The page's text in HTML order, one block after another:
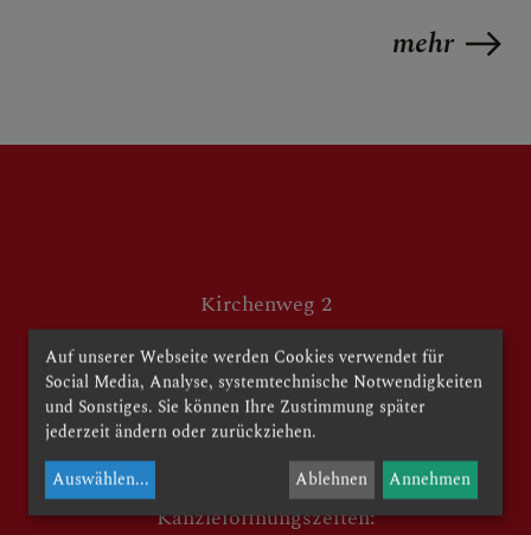
Buße / Versöhnung
Krankensalbung
FRAGEN
mehr
Kirchenweg 2
3233 Kilb
Tel:02748 72 50
P. Christian Gimbel OSB :+43 664 80 181 215
E-Mail:kilb@dsp.at
Kanzleiöffnungszeiten:
Auf unserer Webseite werden Cookies verwendet für
Social Media, Analyse, systemtechnische Notwendigkeiten
und Sonstiges. Sie können Ihre Zustimmung später
jederzeit ändern oder zurückziehen.
Auswählen... Ablehnen Annehmen